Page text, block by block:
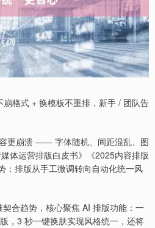
格式 + 换模板不重排，新手 / 团队告
更崩溃 —— 字体随机、间距混乱、图
体运营排版白皮书》《2025内容排版
：排版从手工微调转向自动化统一风
合趋势，核心聚焦 AI 排版功能：一
，3 秒一键换肤实现风格统一，还将